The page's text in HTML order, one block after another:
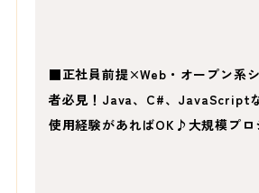
■正社員前提×Web・オープン系
者必見！Java、C#、JavaScript
使用経験があればOK♪大規模プ